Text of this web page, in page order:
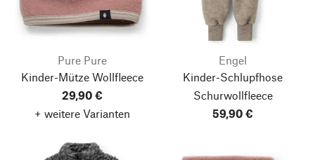
Pure Pure
Kinder-Mütze Wollfleece
29,90 €
+ weitere Varianten
Engel
Kinder-Schlupfhose
Schurwollfleece
59,90 €